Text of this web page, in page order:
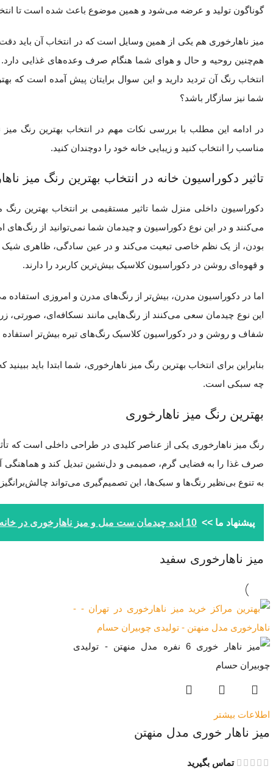
گوناگون تولید و عرضه می‌شود و همین موضوع باعث شده است تا
میز ناهارخوری هم یکی از همین وسایل است که در انتخاب آن باید دقت
هم‌چنین روحیه و حال و هوای شما هنگام صرف وعده‌های غذایی دارد.
انتخاب رنگ آن تردید دارید و این سوال برایتان پیش آمده است که
شما نیز سازگار باشد؟
در ادامه این مطلب با بررسی نکات مهم در انتخاب بهترین رنگ
مناسب را انتخاب کنید و زیبایی خانه خود را دو‌چندان کنید.
تاثیر دکوراسیون خانه در انتخاب بهترین رنگ میز
دکوراسیون داخلی منزل شما تاثیر مستقیمی بر انتخاب بهترین رنگ
می‌کنند و در این نوع دکوراسیون و چیدمان شما نمی‌توانید از
بودن، از یک نظم خاصی تبعیت می‌کند و در عین سادگی، ظاهری شیک و
و قهوه‌ای روشن در دکوراسیون کلاسیک بیش‌ترین کاربرد را دارند.
اما در دکوراسیون مدرن، بیش‌تر از رنگ‌های مدرن و امروزی
این نوع چیدمان سعی می‌کنند از رنگ‌هایی مانند نسکافه‌ای،
شفاف و روشن و در دکوراسیون کلاسیک رنگ‌های تیره بیش‌تر
بنابراین برای انتخاب بهترین رنگ میز ناهارخوری، شما ابتدا باید
چه سبکی است.
بهترین رنگ میز ناهارخوری
رنگ میز ناهارخوری یکی از عناصر کلیدی در طراحی داخلی است که
صرف غذا را به فضایی گرم، صمیمی و دل‌نشین تبدیل کند و هماهنگی
به تنوع بی‌نظیر رنگ‌ها و سبک‌ها، این تصمیم‌گیری می‌تواند
پیشنهاد ما >> 10 ایده چیدمان ست مبل و میز ناهارخوری در خانه‌ کوچک
میز ناهارخوری سفید
اطلاعات بیشتر
میز ناهار خوری مدل منهتن
تماس بگیرید